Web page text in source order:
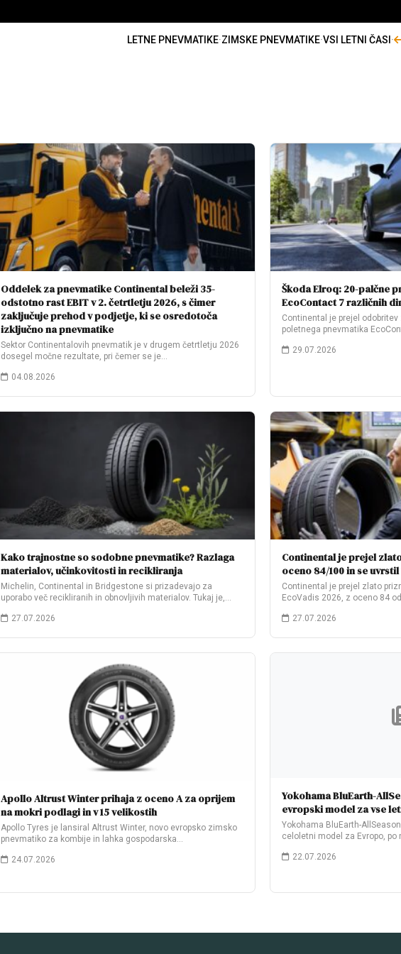
LETNE PNEVMATIKE·ZIMSKE PNEVMATIKE·VSI LETNI ČASI ·
Oddelek za pnevmatike Continental beleži 35-
odstotno rast EBIT v 2. četrtletju 2026, s čimer
zaključuje prehod v podjetje, ki se osredotoča
izključno na pnevmatike
Sektor Continentalovih pnevmatik je v drugem četrtletju 2026
dosegel močne rezultate, pri čemer se je…
04.08.2026
Škoda Elroq: 20-palčne
EcoContact 7 različnih
Continental je prejel
poletnega pnevmatika
29.07.2026
Kako trajnostne so sodobne pnevmatike? Razlaga
materialov, učinkovitosti in recikliranja
Michelin, Continental in Bridgestone si prizadevajo za
uporabo več recikliranih in obnovljivih materialov. Tukaj je,…
27.07.2026
Continental je prejel
oceno 84/100 in se
Continental je prejel zlato
EcoVadis 2026, z oceno 84
27.07.2026
Apollo Altrust Winter prihaja z oceno A za oprijem
na mokri podlagi in v 15 velikostih
Apollo Tyres je lansiral Altrust Winter, novo evropsko zimsko
pnevmatiko za kombije in lahka gospodarska…
24.07.2026
Yokohama BluEarth-
evropski model za vse
Yokohama BluEarth-
celoletni model za Evropo, po
22.07.2026